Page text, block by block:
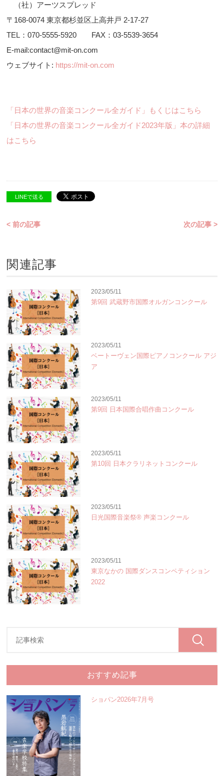
（社）アーツスプレッド
〒168-0074 東京都杉並区上高井戸 2-17-27
TEL：070-5555-5920 FAX：03-5539-3654
E-mail:contact@mit-on.com
ウェブサイト: https://mit-on.com
「日本の世界の音楽コンクール全ガイド」もくじはこちら
「日本の世界の音楽コンクール全ガイド2023年版」本の詳細
はこちら
LINEで送る
< 前の記事 次の記事 >
関連記事
2023/05/11
第9回 武蔵野市国際オルガンコンクール
2023/05/11
ベートーヴェン国際ピアノコンクール アジ
ア
2023/05/11
第9回 日本国際合唱作曲コンクール
2023/05/11
第10回 日本クラリネットコンクール
2023/05/11
日光国際音楽祭® 声楽コンクール
2023/05/11
東京なかの 国際ダンスコンペティション
2022
おすすめ記事
ショパン2026年7月号